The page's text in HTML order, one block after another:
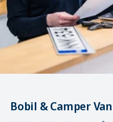
Bobil & Camper